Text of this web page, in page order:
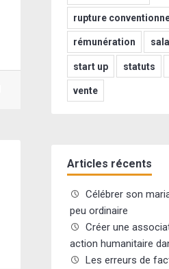
rupture
rémunération
start up statuts
vente
Articles récents
Célébrer son
peu ordinaire
Créer une
action humanitaire
Les erreurs de